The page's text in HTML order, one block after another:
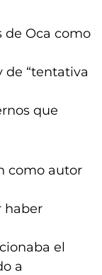
de Oca como
de “tentativa
que
como autor
haber
el
a